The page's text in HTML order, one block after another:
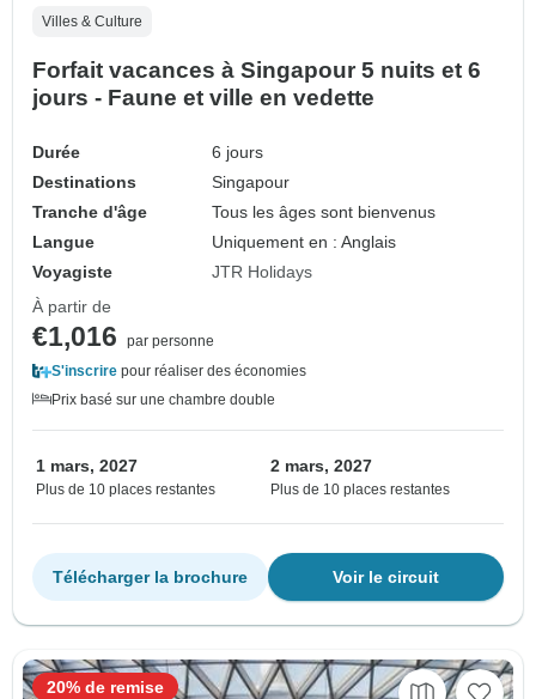
Villes & Culture
Forfait vacances à Singapour 5 nuits et 6
jours - Faune et ville en vedette
Durée
6 jours
Destinations
Singapour
Tranche d'âge
Tous les âges sont bienvenus
Langue
Uniquement en : Anglais
Voyagiste
JTR Holidays
À partir de
€1,016
par personne
S'inscrire pour réaliser des économies
Prix basé sur une chambre double
1 mars, 2027
Plus de 10 places restantes
2 mars, 2027
Plus de 10 places restantes
Voir le circuit
Télécharger la brochure
20% de remise